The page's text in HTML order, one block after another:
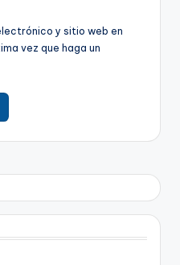
y sitio web en
vez que haga un